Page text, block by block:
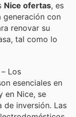
Nice ofertas, es
generación con
renovar su
tal como lo
– Los
esenciales en
en Nice, se
de inversión. Las